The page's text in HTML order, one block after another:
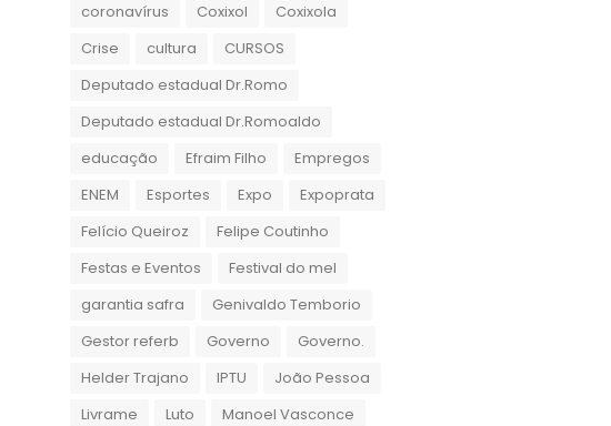
coronavírus
Coxixol
Coxixola
Crise
cultura
CURSOS
Deputado estadual Dr.Romo
Deputado estadual Dr.Romoaldo
educação
Efraim Filho
Empregos
ENEM
Esportes Expo
Expoprata
Felício Queiroz
Felipe Coutinho
Festas e Eventos
Festival do mel
garantia safra
Genivaldo Temborio
Gestor referb
Governo
Governo.
Helder Trajano
IPTU
João Pessoa
Livrame
Luto
Manoel Vasconce